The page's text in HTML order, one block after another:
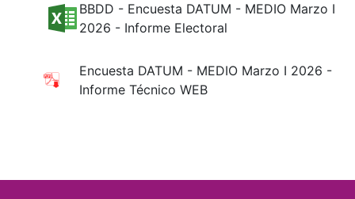
BBDD - Encuesta DATUM - MEDIO Marzo I
2026 - Informe Electoral
Encuesta DATUM - MEDIO Marzo I 2026 -
Informe Técnico WEB